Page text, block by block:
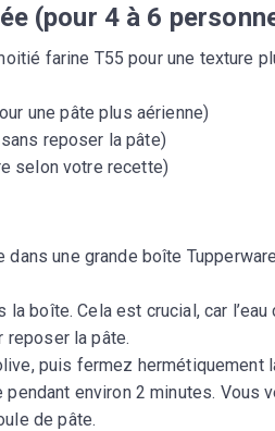
(pour 4 à 6
farine T55 pour une texture
une pâte plus aérienne)
reposer la pâte)
selon votre recette)
dans une grande boîte
la boîte. Cela est crucial, car
la pâte.
puis fermez hermétiquement
environ 2 minutes. Vous
de pâte.
de
Prisma
des
l'heure
des